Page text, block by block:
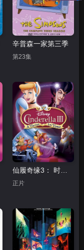
辛普森一家第三季
第23集
正片